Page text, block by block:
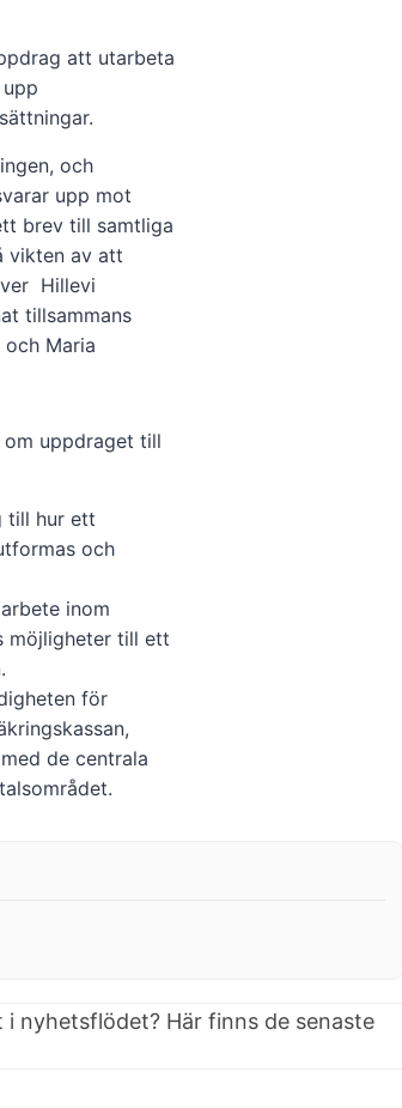
att utarbeta
och
upp mot
brev till samtliga
vikten av att
Hillevi
tillsammans
Maria
om uppdraget till
till hur ett
och
inom
möjligheter till ett
för
de centrala
i nyhetsflödet? Här finns de senaste